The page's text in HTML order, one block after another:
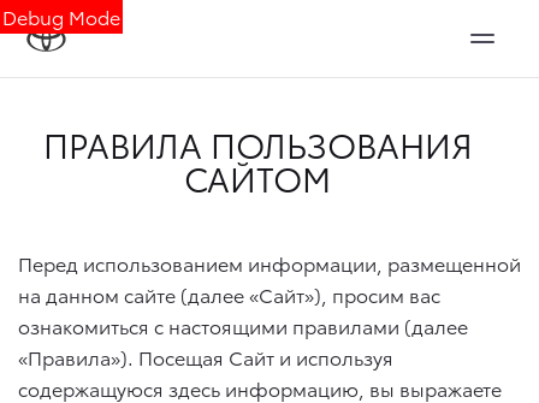
Debug Mode
ПРАВИЛА ПОЛЬЗОВАНИЯ
САЙТОМ
Перед использованием информации, размещенной
на данном сайте (далее «Сайт»), просим вас
ознакомиться с настоящими правилами (далее
«Правила»). Посещая Сайт и используя
содержащуюся здесь информацию, вы выражаете